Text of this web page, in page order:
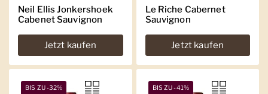
Neil Ellis Jonkershoek
Cabenet Sauvignon
Jetzt kaufen
Le Riche Cabernet
Sauvignon
Jetzt kaufen
BIS ZU -32% BIS ZU -41%